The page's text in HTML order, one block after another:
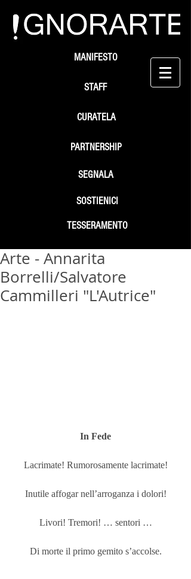
STAFF
SEGNALA
SOSTIENICI
MANIFESTO
PARTNERSHIP
TESSERAMENTO
CURATELA
Arte - Annarita
Borrelli/Salvatore
Cammilleri "L'Autrice"
In Fede
Lacrimate! Rumorosamente lacrimate!
Inutile affogar nell’arroganza i dolori!
Livori! Tremori! … sentori …
Di morte il primo gemito s’accolse.